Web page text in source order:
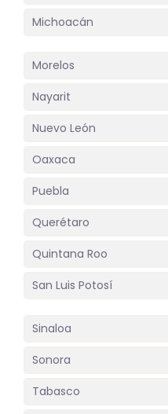
Michoacán
Morelos
Nayarit
Nuevo León
Oaxaca
Puebla
Querétaro
Quintana Roo
San Luis Potosí
Sinaloa
Sonora
Tabasco